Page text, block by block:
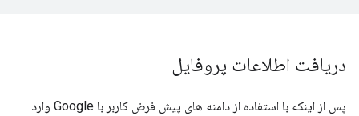
دریافت اطلاعات پروفایل
پس از اینکه با استفاده از دامنه های پیش فرض کاربر با Google وارد